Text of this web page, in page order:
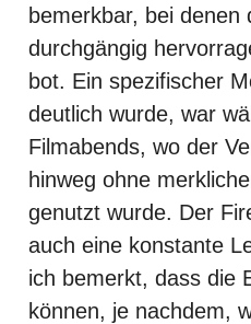
bemerkbar, bei denen
durchgängig
bot. Ein spezifischer
deutlich wurde, war
Filmabends, wo der
hinweg ohne
genutzt wurde. Der
auch eine konstante
ich bemerkt, dass die
können, je nachdem,